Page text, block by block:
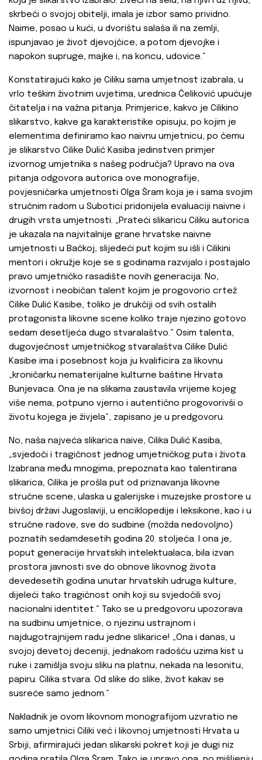
skrbeći o svojoj obitelji, imala je izbor samo prividno.
Naime, posao u kući, u dvorištu salaša ili na zemlji,
ispunjavao je život djevojčice, a potom djevojke i
napokon supruge, majke i, na koncu, udovice.“
Konstatirajući kako je Ciliku sama umjetnost izabrala, u
vrlo teškim životnim uvjetima, urednica Čeliković upućuje
čitatelja i na važna pitanja. Primjerice, kakvo je Cilikino
slikarstvo, kakve ga karakteristike opisuju, po kojim je
elementima definiramo kao naivnu umjetnicu, po čemu
je slikarstvo Cilike Dulić Kasiba jedinstven primjer
izvornog umjetnika s našeg područja? Upravo na ova
pitanja odgovora autorica ove monografije,
povjesničarka umjetnosti Olga Šram koja je i sama svojim
stručnim radom u Subotici pridonijela evaluaciji naivne i
drugih vrsta umjetnosti. „Prateći slikaricu Ciliku autorica
je ukazala na najvitalnije grane hrvatske naivne
umjetnosti u Bačkoj, slijedeći put kojim su išli i Cilikini
mentori i okružje koje se s godinama razvijalo i postajalo
pravo umjetničko rasadište novih generacija. No,
izvornost i neobičan talent kojim je progovorio crtež
Cilike Dulić Kasibe, toliko je drukčiji od svih ostalih
protagonista likovne scene koliko traje njezino gotovo
sedam desetljeća dugo stvaralaštvo.“ Osim talenta,
dugovječnost umjetničkog stvaralaštva Cilike Dulić
Kasibe ima i posebnost koja ju kvalificira za likovnu
„kroničarku nematerijalne kulturne baštine Hrvata
Bunjevaca. Ona je na slikama zaustavila vrijeme kojeg
više nema, potpuno vjerno i autentično progovorivši o
životu kojega je živjela“, zapisano je u predgovoru.
No, naša najveća slikarica naive, Cilika Dulić Kasiba,
„svjedoči i tragičnost jednog umjetničkog puta i života.
Izabrana među mnogima, prepoznata kao talentirana
slikarica, Cilika je prošla put od priznavanja likovne
stručne scene, ulaska u galerijske i muzejske prostore u
bivšoj državi Jugoslaviji, u enciklopedije i leksikone, kao i u
stručne radove, sve do sudbine (možda nedovoljno)
poznatih sedamdesetih godina 20. stoljeća. I ona je,
poput generacije hrvatskih intelektualaca, bila izvan
prostora javnosti sve do obnove likovnog života
devedesetih godina unutar hrvatskih udruga kulture,
dijeleći tako tragičnost onih koji su svjedočili svoj
nacionalni identitet.“ Tako se u predgovoru upozorava
na sudbinu umjetnice, o njezinu ustrajnom i
najdugotrajnijem radu jedne slikarice! „Ona i danas, u
svojoj devetoj deceniji, jednakom radošću uzima kist u
ruke i zamišlja svoju sliku na platnu, nekada na lesonitu,
papiru. Cilika stvara. Od slike do slike, život kakav se
susreće samo jednom.“
Nakladnik je ovom likovnom monografijom uzvratio ne
samo umjetnici Ciliki već i likovnoj umjetnosti Hrvata u
Srbiji, afirmirajući jedan slikarski pokret koji je dugi niz